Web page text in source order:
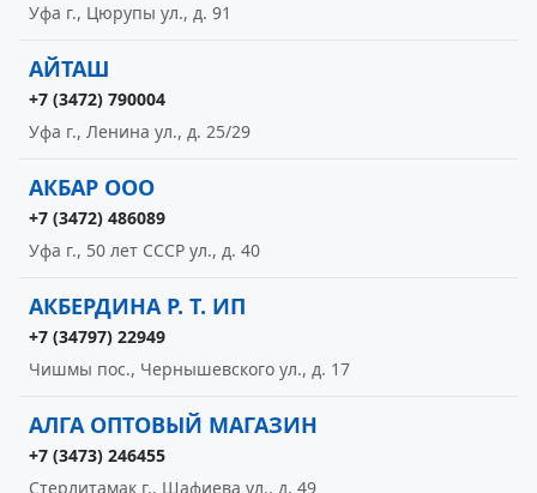
Уфа г., Цюрупы ул., д. 91
АЙТАШ
+7 (3472) 790004
Уфа г., Ленина ул., д. 25/29
АКБАР ООО
+7 (3472) 486089
Уфа г., 50 лет СССР ул., д. 40
АКБЕРДИНА Р. Т. ИП
+7 (34797) 22949
Чишмы пос., Чернышевского ул., д. 17
АЛГА ОПТОВЫЙ МАГАЗИН
+7 (3473) 246455
Стерлитамак г., Шафиева ул., д. 49